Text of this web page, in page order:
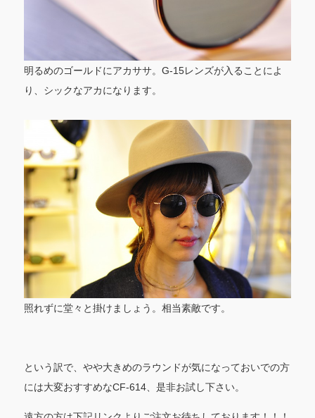
明るめのゴールドにアカササ。G-15レンズが入ることによ
り、シックなアカになります。
照れずに堂々と掛けましょう。相当素敵です。
という訳で、やや大きめのラウンドが気になっておいでの方
には大変おすすめなCF-614、是非お試し下さい。